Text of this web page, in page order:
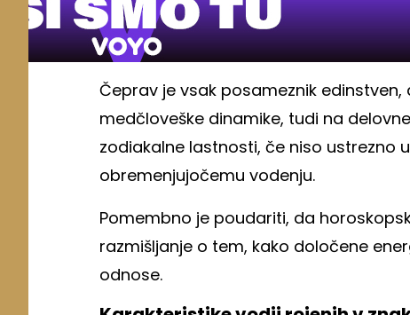
Čeprav je vsak posameznik
medčloveške dinamike, tudi na
zodiakalne lastnosti, če niso ustrezno
obremenjujočemu vodenju.
Pomembno je poudariti, da
razmišljanje o tem, kako določene
odnose.